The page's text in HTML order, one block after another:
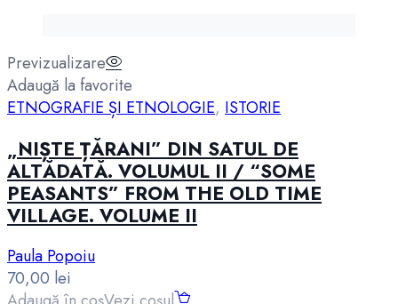
Previzualizare
Adaugă la favorite
ETNOGRAFIE ȘI ETNOLOGIE, ISTORIE
„NIȘTE ȚĂRANI” DIN SATUL DE
ALTĂDATĂ. VOLUMUL II / “SOME
PEASANTS” FROM THE OLD TIME
VILLAGE. VOLUME II
Paula Popoiu
70,00 lei